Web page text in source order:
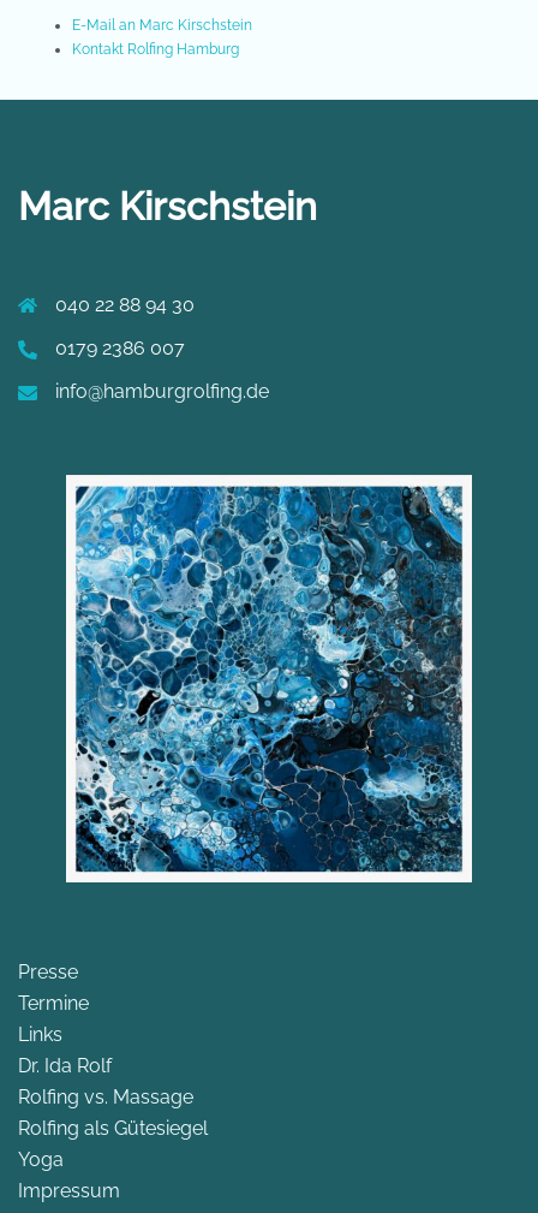
E-Mail an Marc Kirschstein
Kontakt Rolfing Hamburg
Marc Kirschstein
040 22 88 94 30
0179 2386 007
info@hamburgrolfing.de
Presse
Termine
Links
Dr. Ida Rolf
Rolfing vs. Massage
Rolfing als Gütesiegel
Yoga
Impressum